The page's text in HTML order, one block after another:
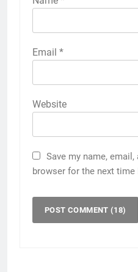
Email *
Website
Save my name,
browser for the next time